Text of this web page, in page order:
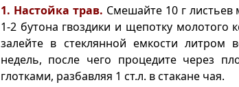
1. Настойка трав. Смешайте 10 г листьев
1-2 бутона гвоздики и щепотку молотого
залейте в стеклянной емкости литром
недель, после чего процедите через
глотками, разбавляя 1 ст.л. в стакане чая.